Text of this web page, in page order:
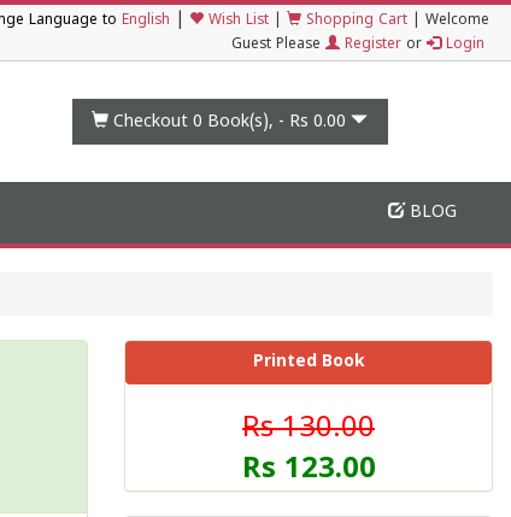
Language to English Wish List Shopping Cart
Welcome
Guest Please
Register or Login
Checkout 0 Book(s), - Rs 0.00
BLOG
Printed Book
Rs 130.00
Rs 123.00